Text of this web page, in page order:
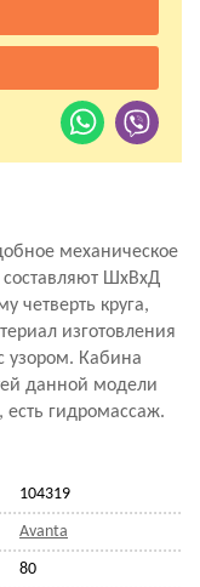
механическое
ШхВхД
четверть круга,
изготовления
узором. Кабина
данной модели
есть гидромассаж.
104319
Avanta
80